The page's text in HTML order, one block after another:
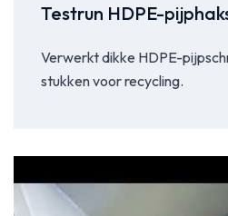
Testrun HDPE-
Verwerkt dikke HDPE-
stukken voor recycling.